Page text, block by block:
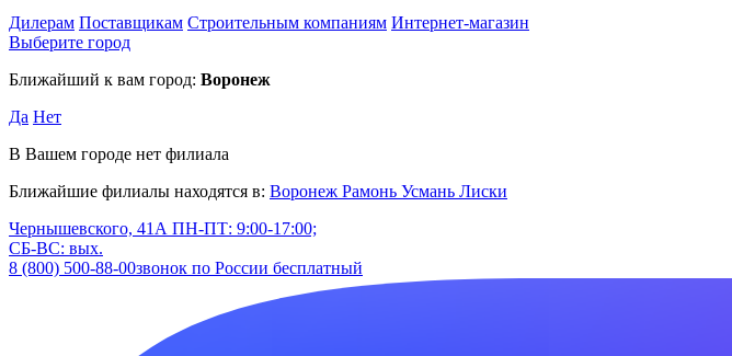
Дилерам Поставщикам Строительным компаниям Интернет-магазин
Выберите город
Ближайший к вам город: Воронеж
Да Нет
В Вашем городе нет филиала
Ближайшие филиалы находятся в: Воронеж Рамонь Усмань Лиски
Чернышевского, 41А ПН-ПТ: 9:00-17:00;
СБ-ВС: вых.
8 (800) 500-88-00звонок по России бесплатный